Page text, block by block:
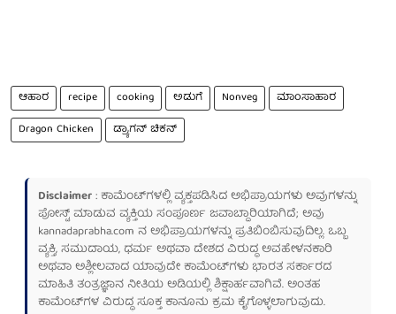
ಆಹಾರ recipe cooking ಅಡುಗೆ Nonveg
ಮಾಂಸಾಹಾರ
Dragon Chicken
ಡ್ರ್ಯಾಗನ್ ಚಿಕನ್
Disclaimer: ಕಾಮೆಂಟ್‌ಗಳಲ್ಲಿ ವ್ಯಕ್ತಪಡಿಸಿದ ಅಭಿಪ್ರಾಯಗಳು ಅವುಗಳನ್ನು
ಪೋಸ್ಟ್ ಮಾಡುವ ವ್ಯಕ್ತಿಯ ಸಂಪೂರ್ಣ ಜವಾಬ್ದಾರಿಯಾಗಿದೆ; ಅವು
kannadaprabha.com ನ ಅಭಿಪ್ರಾಯಗಳನ್ನು ಪ್ರತಿಬಿಂಬಿಸುವುದಿಲ್ಲ. ಒಬ್ಬ
ವ್ಯಕ್ತಿ, ಸಮುದಾಯ, ಧರ್ಮ ಅಥವಾ ದೇಶದ ವಿರುದ್ಧ ಅವಹೇಳನಕಾರಿ
ಅಥವಾ ಅಶ್ಲೀಲವಾದ ಯಾವುದೇ ಕಾಮೆಂಟ್‌ಗಳು ಭಾರತ ಸರ್ಕಾರದ
ಮಾಹಿತಿ ತಂತ್ರಜ್ಞಾನ ನೀತಿಯ ಅಡಿಯಲ್ಲಿ ಶಿಕ್ಷಾರ್ಹವಾಗಿವೆ. ಅಂತಹ
ಕಾಮೆಂಟ್‌ಗಳ ವಿರುದ್ಧ ಸೂಕ್ತ ಕಾನೂನು ಕ್ರಮ ಕೈಗೊಳ್ಳಲಾಗುವುದು.